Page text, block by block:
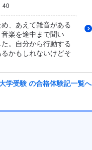
40
、あえて雑音がある
楽を途中まで聞い
。自分から行動する
かもしれないけどそ
学受験 の合格体験記一覧へ